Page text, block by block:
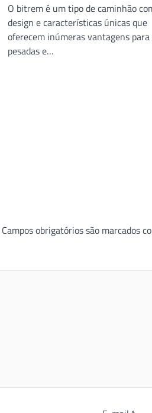
O bitrem é um tipo de caminhão
design e características únicas que
oferecem inúmeras vantagens para
pesadas e…
Campos obrigatórios são marcados